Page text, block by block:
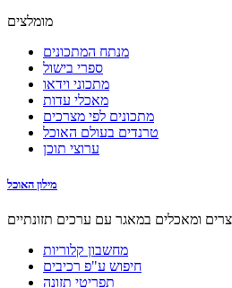
מומלצים
מנתח המתכונים
ספרי בישול
מתכוני וידאו
מאכלי עדות
מתכונים לפי מצרכים
טרנדים בעולם האוכל
ערוצי תוכן
מילון האוכל
מחשבון קלוריות
חיפוש ע"פ רכיבים
תפריטי תזונה